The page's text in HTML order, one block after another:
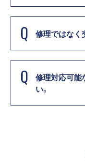
Q 修理ではなく
Q
修理対応可能
い。